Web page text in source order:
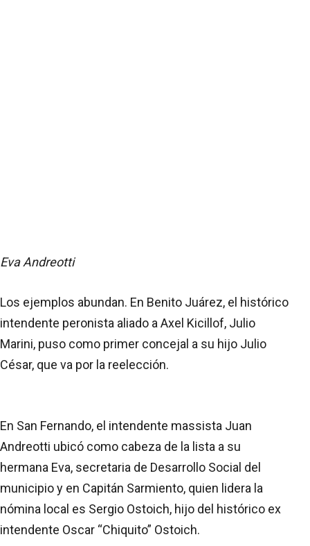
Eva Andreotti
Los ejemplos abundan. En Benito Juárez, el histórico
intendente peronista aliado a Axel Kicillof, Julio
Marini, puso como primer concejal a su hijo Julio
César, que va por la reelección.
En San Fernando, el intendente massista Juan
Andreotti ubicó como cabeza de la lista a su
hermana Eva, secretaria de Desarrollo Social del
municipio y en Capitán Sarmiento, quien lidera la
nómina local es Sergio Ostoich, hijo del histórico ex
intendente Oscar “Chiquito” Ostoich.